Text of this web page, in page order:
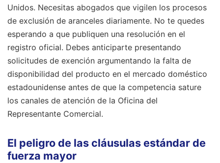
Unidos. Necesitas abogados que vigilen los procesos
de exclusión de aranceles diariamente. No te quedes
esperando a que publiquen una resolución en el
registro oficial. Debes anticiparte presentando
solicitudes de exención argumentando la falta de
disponibilidad del producto en el mercado doméstico
estadounidense antes de que la competencia sature
los canales de atención de la Oficina del
Representante Comercial.
El peligro de las cláusulas estándar de
fuerza mayor